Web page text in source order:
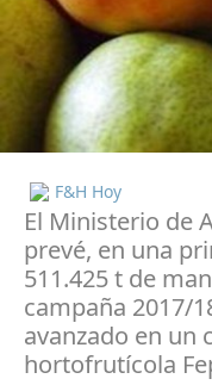
F&H Hoy
El Ministerio de
prevé, en una
511.425 t de
campaña 2017/
avanzado en un
hortofrutícola